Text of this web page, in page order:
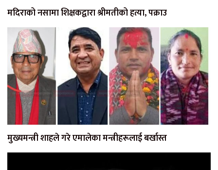
मदिराको नसामा शिक्षकद्वारा श्रीमतीको हत्या, पक्राउ
मुख्यमन्त्री शाहले गरे एमालेका मन्त्रीहरूलाई बर्खास्त